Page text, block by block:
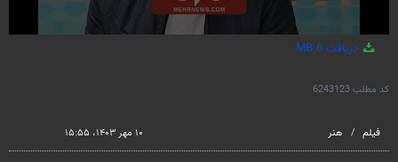
0 دریافت 6 MB
کد مطلب6243123
فیلم هنر ۱۰ مهر ۱۴۰۳، ۱۵:۵۵